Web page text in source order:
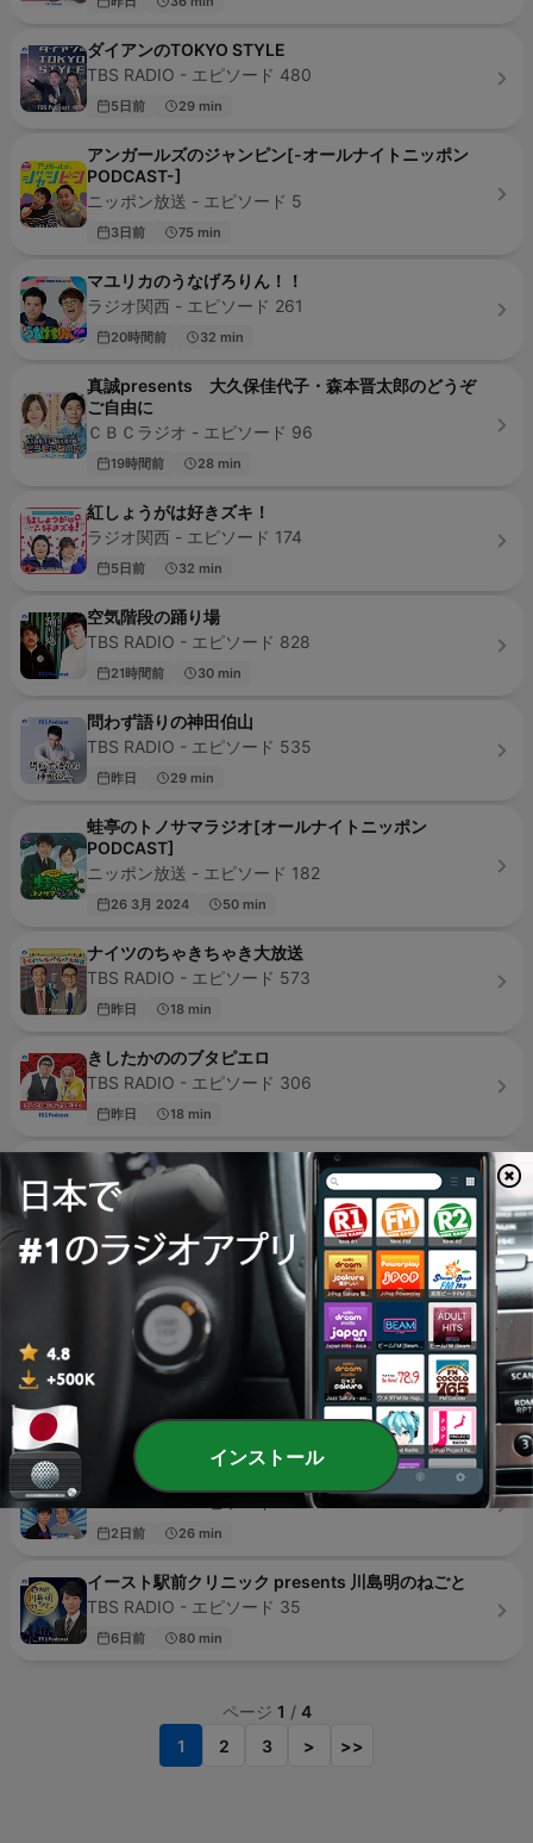
ダイアンのTOKYO STYLE
TBS RADIO - エピソード 480
5日前 29 min
アンガールズのジャンピン[-オールナイトニッポン
PODCAST-]
ニッポン放送 - エピソード 5
3日前 75 min
マユリカのうなげろりん！！
ラジオ関西 - エピソード 261
20時間前 32 min
真誠presents 大久保佳代子・森本晋太郎のどうぞ
ご自由に
ＣＢＣラジオ - エピソード 96
19時間前 28 min
紅しょうがは好きズキ！
ラジオ関西 - エピソード 174
5日前 32 min
空気階段の踊り場
TBS RADIO - エピソード 828
21時間前 30 min
問わず語りの神田伯山
TBS RADIO - エピソード 535
昨日 29 min
蛙亭のトノサマラジオ[オールナイトニッポン
PODCAST]
ニッポン放送 - エピソード 182
26 3月 2024 50 min
ナイツのちゃきちゃき大放送
TBS RADIO - エピソード 573
昨日 18 min
きしたかののブタピエロ
TBS RADIO - エピソード 306
昨日 18 min
ロッチナイトZERO
TBS RADIO - エピソード 47
昨日
金曜JUNK バナナマンのバナナムーンGOLD
TBS RADIO - エピソード 222
6日前 111 min
ナイツ ザ・ラジオショー【最新回のみ】
ニッポン放送 - エピソード 4
1週間前
ハライチのターン！
TBS RADIO - エピソード 226
2日前 26 min
イースト駅前クリニック presents 川島明のねごと
TBS RADIO - エピソード 35
6日前 80 min
ページ 1 / 4
1
2 3 > >>
インストール